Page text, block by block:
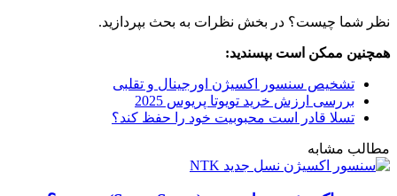
نظر شما چیست؟ در بخش نظرات به بحث بپردازید.
همچنین ممکن است بپسندید:
تشخیص سنسور اکسیژن اورجینال و تقلبی
بررسی ارزش خرید تویوتا پریوس 2025
تسلا قادر است محبوبیت خود را حفظ کند؟
مطالب مشابه